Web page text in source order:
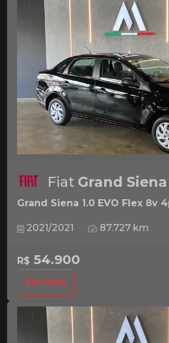
Fiat Grand Siena
Grand Siena 1.0 EVO Flex 8v
2021/2021 87.727 km
R$ 54.900
Ver mais